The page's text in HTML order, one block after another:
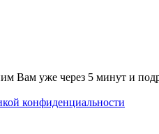
Вам уже через 5 минут и
конфиденциальности